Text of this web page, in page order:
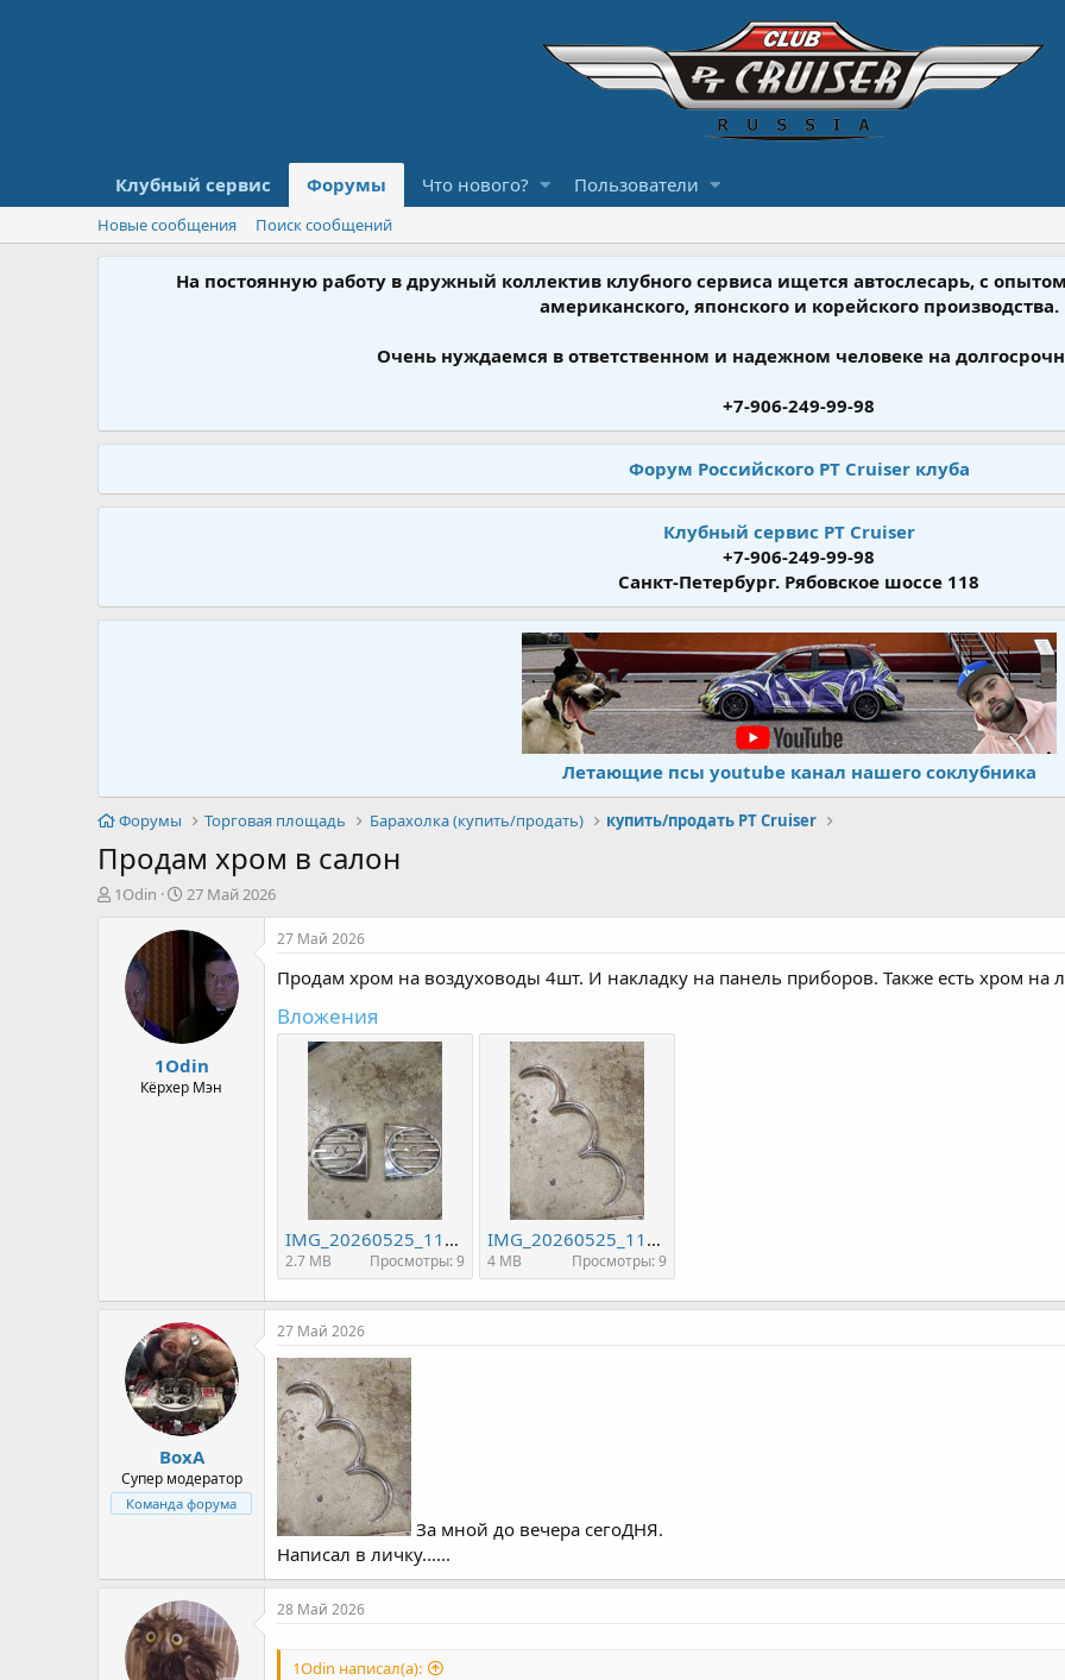
Клубный сервис Форумы Что нового? Пользователи
Новые сообщения Поиск сообщений
На постоянную работу в дружный коллектив клубного сервиса ищется автослесарь, с
американского, японского и корейского производства.
Очень нуждаемся в ответственном и надежном человеке на
+7-906-249-99-98
Форум Российского PT Cruiser клуба
Клубный сервис PT Cruiser
+7-906-249-99-98
Санкт-Петербург. Рябовское шоссе 118
Летающие псы youtube канал нашего соклубника
Форумы Торговая площадь Барахолка (купить/продать) купить/продать PT Cruiser
Продам хром в салон
А1Odin
Д
т
а
ч
а
л
а
27 Май 2026
1Odin
Кёрхер Мэн
27 Май 2026
Продам хром на воздуховоды 4шт. И накладку на панель приборов. Также есть хром на
Вложения
IMG_20260525_112610.jpg
2.7 MB Просмотры: 9
IMG_20260525_112505.jpg
4 MB Просмотры: 9
ВохА
Супер модератор
Команда форума
27 Май 2026
За мной до вечера сегоДНЯ.
Написал в личку......
28 Май 2026
1Odin написал(а):